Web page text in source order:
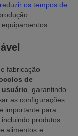
reduzir os tempos de
fabricação
de
, garantindo
as configurações
importante para
produtos
alimentos e